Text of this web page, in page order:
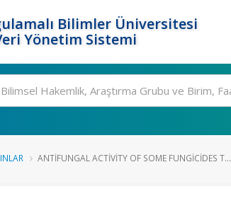
Bilimler Üniversitesi
Yönetim Sistemi
ANTIFUNGAL ACTIVITY OF SOME FUNGICIDES T...